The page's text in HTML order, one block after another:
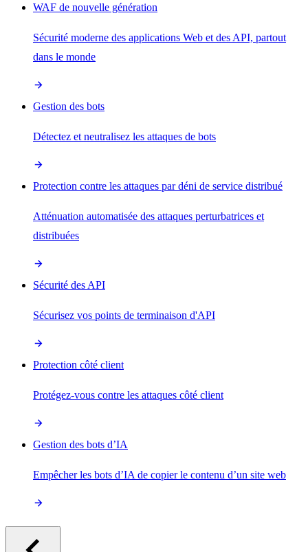
WAF de nouvelle génération
Sécurité moderne des applications Web et des API, partout
dans le monde
Gestion des bots
Détectez et neutralisez les attaques de bots
Protection contre les attaques par déni de service distribué
Atténuation automatisée des attaques perturbatrices et
distribuées
Sécurité des API
Sécurisez vos points de terminaison d'API
Protection côté client
Protégez-vous contre les attaques côté client
Gestion des bots d’IA
Empêcher les bots d’IA de copier le contenu d’un site web